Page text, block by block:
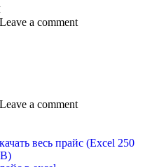
Leave a comment
Leave a comment
весь прайс (Excel 250